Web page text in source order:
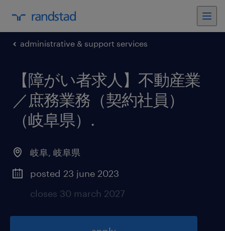
administrative & support services
【障がい者求人】不動産業
／庶務業務（契約社員）
（岐阜県） .
岐阜, 岐阜県
posted 23 june 2023
closes 30 march 2027